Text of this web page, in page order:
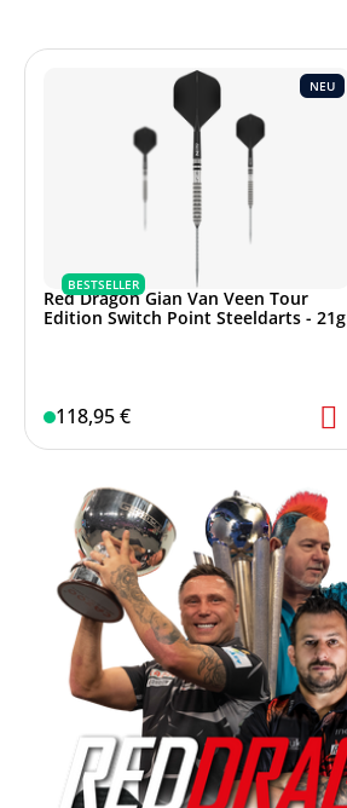
NEU
BESTSELLER
Red Dragon Gian Van Veen Tour
Edition Switch Point Steeldarts - 21g
118,95 €